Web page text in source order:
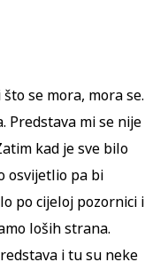
se mora, mora se.
Predstava mi se nije
kad je sve bilo
osvijetlio pa bi
po cijeloj pozornici i
loših strana.
i tu su neke